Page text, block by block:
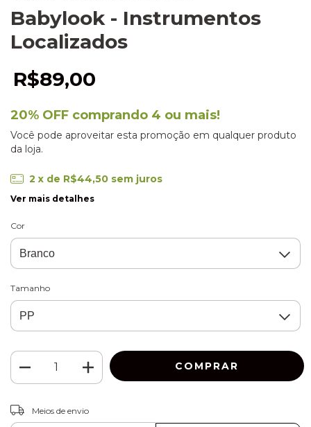
Babylook - Instrumentos
Localizados
R$89,00
20% OFF comprando 4 ou mais!
Você pode aproveitar esta promoção em qualquer produto
da loja.
2 x de R$44,50 sem juros
Ver mais detalhes
Cor
Tamanho
Entregas para o CEP:
Meios de envio